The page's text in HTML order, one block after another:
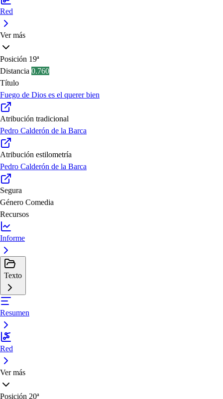
Red
Ver más
Posición 19ª
Distancia 0.760
Título
Fuego de Dios es el querer bien
Atribución tradicional
Pedro Calderón de la Barca
Atribución estilometría
Pedro Calderón de la Barca
Segura
Género Comedia
Recursos
Informe
Texto
Resumen
Red
Ver más
Posición 20ª